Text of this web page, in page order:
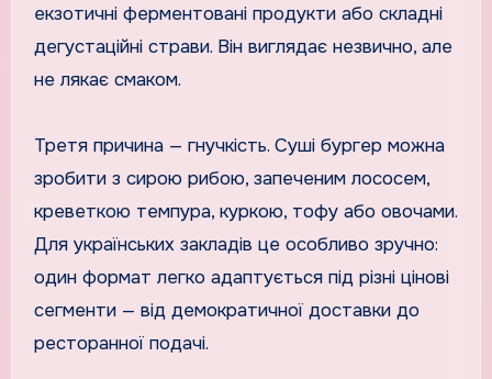
екзотичні ферментовані продукти або складні
дегустаційні страви. Він виглядає незвично, але
не лякає смаком.
Третя причина — гнучкість. Суші бургер можна
зробити з сирою рибою, запеченим лососем,
креветкою темпура, куркою, тофу або овочами.
Для українських закладів це особливо зручно:
один формат легко адаптується під різні цінові
сегменти — від демократичної доставки до
ресторанної подачі.